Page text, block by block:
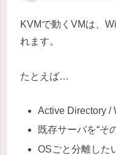
KVMで動くVMは、
れます。
たとえば…
Active Directory /
既存サーバを“そ
OSごと分離した